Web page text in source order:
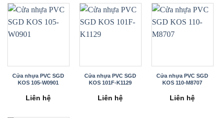
Cửa nhựa PVC SGD
KOS 105-W0901
Liên hệ
Cửa nhựa PVC SGD
KOS 101F-K1129
Liên hệ
Cửa nhựa PVC SGD
KOS 110-M8707
Liên hệ